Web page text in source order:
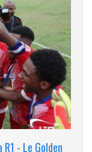
- Le Golden